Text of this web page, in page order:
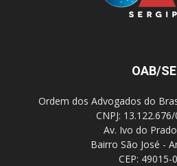
OAB/SE
Ordem dos Advogados do
CNPJ:
Av. Ivo do
Bairro São José -
CEP: 49015-